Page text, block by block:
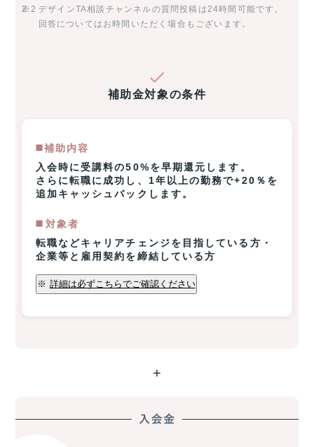
※2 デザインTA相談チャンネルの質問投稿は24時間可能です。
回答についてはお時間いただく場合もございます。
補助金対象の条件
◼️補助内容
入会時に受講料の50%を早期還元します。
さらに転職に成功し、1年以上の勤務で+20％を
追加キャッシュバックします。
◼️️対象者
転職などキャリアチェンジを目指している方・
企業等と雇用契約を締結している方
※ 詳細は必ずこちらでご確認ください
+